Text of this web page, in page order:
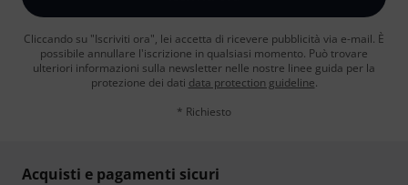
Cliccando su "Iscriviti ora", lei accetta di ricevere pubblicità via e-mail. È
possibile annullare l'iscrizione in qualsiasi momento. Può trovare
ulteriori informazioni sulla newsletter nelle nostre linee guida per la
protezione dei dati data protection guideline.
* Richiesto
Acquisti e pagamenti sicuri